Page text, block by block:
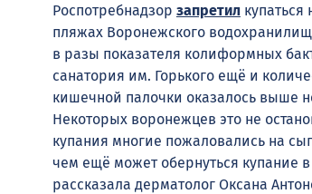
Роспотребнадзор запретилкупаться
пляжах Воронежского
в разы показателя колиформных
санатория им. Горького ещё и
кишечной палочки оказалось выше
Некоторых воронежцев это не
купания многие пожаловались на
чем ещё может обернуться купание в
рассказала дерматолог Оксана